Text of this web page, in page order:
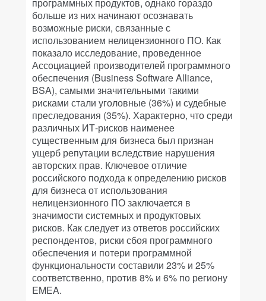
больше из них начинают осознавать
возможные риски, связанные с
использованием нелицензионного ПО. Как
показало исследование, проведенное
Ассоциацией производителей программного
обеспечения (Business Software Alliance,
BSA), самыми значительными такими
рисками стали уголовные (36%) и судебные
преследования (35%). Характерно, что среди
различных ИТ-рисков наименее
существенным для бизнеса был признан
ущерб репутации вследствие нарушения
авторских прав. Ключевое отличие
российского подхода к определению рисков
для бизнеса от использования
нелицензионного ПО заключается в
значимости системных и продуктовых
рисков. Как следует из ответов российских
респондентов, риски сбоя программного
обеспечения и потери программной
функциональности составили 23% и 25%
соответственно, против 8% и 6% по региону
EMEA.